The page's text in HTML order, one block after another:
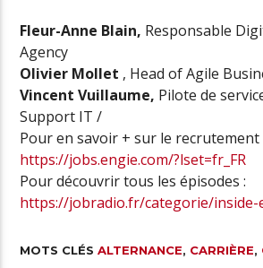
Fleur-Anne Blain, Responsable
Agency
Olivier Mollet , Head of Agile
Vincent Vuillaume, Pilote de
Support IT /
Pour en savoir + sur le recrutement
https://jobs.engie.com/?lset=fr_FR
Pour découvrir tous les épisodes :
https://jobradio.fr/categorie/
MOTS CLÉSALTERNANCE, CARRIÈRE,